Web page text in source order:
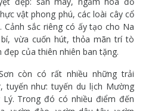
vật phong phú, các loài cây cổ
Cảnh sắc riêng có ấy tạo cho Na
vừa cuốn hút, thỏa mãn trí tò
của thiên nhiên ban tặng.
còn có rất nhiều những trải
tuyến như: tuyến du lịch Mường
Trong đó có nhiều điểm đến